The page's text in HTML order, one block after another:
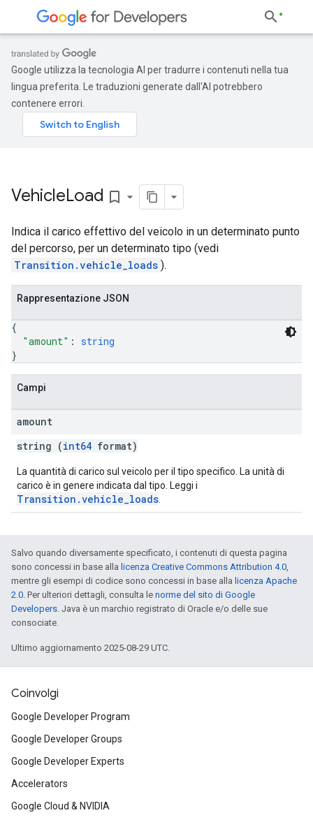
Google utilizza la tecnologia AI per tradurre i contenuti nella tua
lingua preferita. Le traduzioni generate dall'AI potrebbero
contenere errori.
VehicleLoad bookmark_border
Indica il carico effettivo del veicolo in un determinato punto
del percorso, per un determinato tipo (vedi
Transition.vehicle_loads ).
Rappresentazione JSON
{
"amount" : string
}
Campi
amount
string (int64 format)
La quantità di carico sul veicolo per il tipo specifico. La unità di
carico è in genere indicata dal tipo. Leggi i
Transition.vehicle_loads
Salvo quando diversamente specificato, i contenuti di questa pagina
sono concessi in base alla licenza Creative Commons Attribution 4.0,
mentre gli esempi di codice sono concessi in base alla licenza Apache
2.0. Per ulteriori dettagli, consulta le norme del sito di Google
Developers. Java è un marchio registrato di Oracle e/o delle sue
consociate.
Ultimo aggiornamento 2025-08-29 UTC.
Coinvolgi
Google Developer Program
Google Developer Groups
Google Developer Experts
Accelerators
Google Cloud & NVIDIA